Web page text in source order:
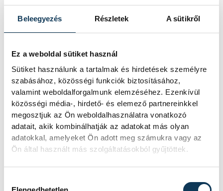
Beleegyezés Részletek A sütikről
Ez a weboldal sütiket használ
Sütiket használunk a tartalmak és hirdetések személyre
szabásához, közösségi funkciók biztosításához,
valamint weboldalforgalmunk elemzéséhez. Ezenkívül
közösségi média-, hirdető- és elemező partnereinkkel
megosztjuk az Ön weboldalhasználatra vonatkozó
adatait, akik kombinálhatják az adatokat más olyan
adatokkal, amelyeket Ön adott meg számukra vagy az
Ön által használt más szolgáltatásokból gyűjtöttek.
felbuzdulva újabb kihívást szerettek volna
maguknak. Ez érkezett most meg az
Európa Sportrégiója pályázattal, mondta
Markovits Aliz, aki a pályázat
koordinálásáért felelős VEB 2023 Zrt.
vezérigazgatójaként kapcsolódott be a
projektbe.
A beszélgetés zárszavát Kiss Balázs adta
meg, aki a kezdetektől gondozza a